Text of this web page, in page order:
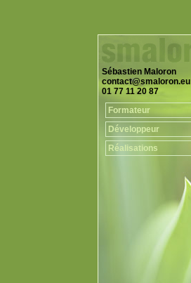
Sébastien Maloron
contact@smaloron.eu
01 77 11 20 87
Formateur
Développeur
Réalisations